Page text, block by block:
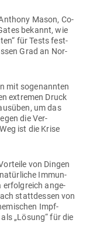
Mason, Co-
bekannt, wie
für Tests fest­
Grad an Nor­
mit soge­nannten
extremen Druck
um das
die Ver­
ist die Krise
von Dingen
Immun­
erfolg­reich ange­
statt­dessen von
Impf­
„Lösung“ für die